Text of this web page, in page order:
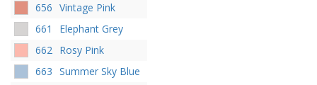
656 Vintage Pink
661
Elephant Grey
662 Rosy Pink
663 Summer Sky Blue